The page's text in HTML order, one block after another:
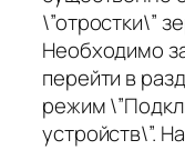
\”отростки\”
Необходимо
перейти в
режим
устройств\”.